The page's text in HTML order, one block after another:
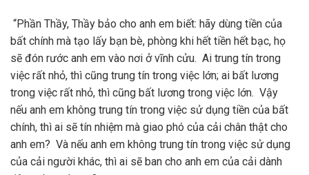
“Phần Thầy, Thầy bảo cho anh em biết: hãy dùng tiền của
bất chính mà tạo lấy bạn bè, phòng khi hết tiền hết bạc, họ
sẽ đón rước anh em vào nơi ở vĩnh cửu. Ai trung tín trong
việc rất nhỏ, thì cũng trung tín trong việc lớn; ai bất lương
trong việc rất nhỏ, thì cũng bất lương trong việc lớn. Vậy
nếu anh em không trung tín trong việc sử dụng tiền của bất
chính, thì ai sẽ tín nhiệm mà giao phó của cải chân thật cho
anh em? Và nếu anh em không trung tín trong việc sử dụng
của cải người khác, thì ai sẽ ban cho anh em của cải dành